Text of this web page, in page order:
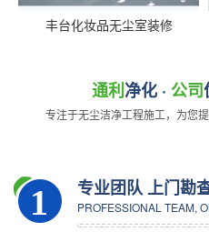
丰台化妆品无尘室装修
通利净化 · 公司
专注于无尘洁净工程施工，为您
1 专业团队 上门勘
PROFESSIONAL TEAM,